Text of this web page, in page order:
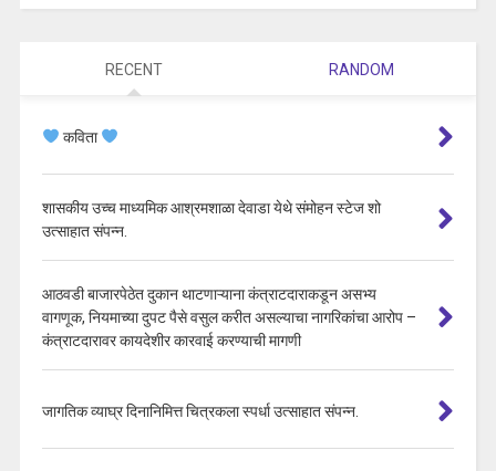
RECENT RANDOM
कविता
शासकीय उच्च माध्यमिक आश्रमशाळा देवाडा येथे संमोहन स्टेज शो
उत्साहात संपन्न.
आठवडी बाजारपेठेत दुकान थाटणाऱ्याना कंत्राटदाराकडून असभ्य
वागणूक, नियमाच्या दुपट पैसे वसुल करीत असल्याचा नागरिकांचा आरोप –
कंत्राटदारावर कायदेशीर कारवाई करण्याची मागणी
जागतिक व्याघ्र दिनानिमित्त चित्रकला स्पर्धा उत्साहात संपन्न.